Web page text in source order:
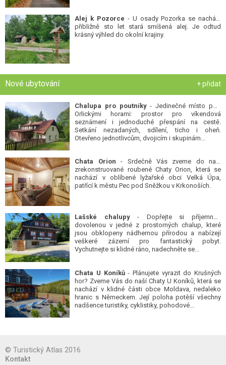
Alej k Pozorce - U osady Pozorka se nachází
přibližně sto let stará smíšená alej. Je odtud
krásný výhled do okolní krajiny.
Nové ubytování + přidat
Chalupa pro poutníky- Jedinečné místo pod
Orlickými horami: prostor pro víkendová
seznámení i jednoduché přespání na cestě.
Setkání nezadaných, sdílení, ticho i oheň.
Otevřeno jednotlivcům, dvojicím i skupinám...
Chata Orion - Srdečně Vás zveme do naší
zrekonstruované roubené Chaty Orion, která se
nachází v oblíbené lyžařské obci Velká Úpa,
patřící k městu Pec pod Sněžkou v Krkonoších.
Lašské chalupy- Dopřejte si příjemnou
dovolenou v jedné z prostorných chalup, které
jsou obklopeny nádhernou přírodou a nabízejí
veškeré zázemí pro fantastický pobyt.
Vychutnejte si klidné ráno, nadechněte se...
Chata U Koníků- Plánujete vyrazit do Krušných
hor? Zveme Vás do naší Chaty U Koníků, která se
nachází v klidné části obce Moldava, nedaleko
hranic s Německem. Její poloha potěší všechny
nadšence turistiky, cyklistiky, pohodové...
© Turistický Atlas 2016
Kontakt